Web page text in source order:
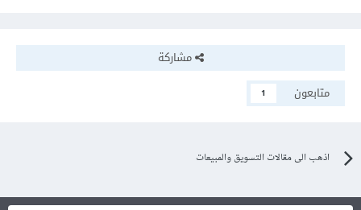
مشاركة
متابعون
1
اذهب الى مقالات التسويق والمبيعات